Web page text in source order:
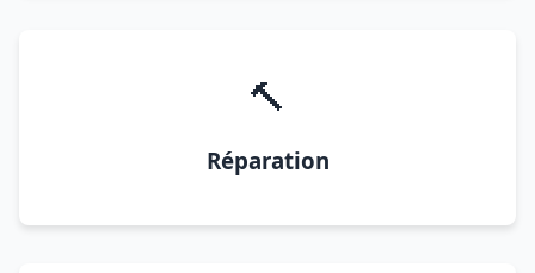
🔨
Réparation